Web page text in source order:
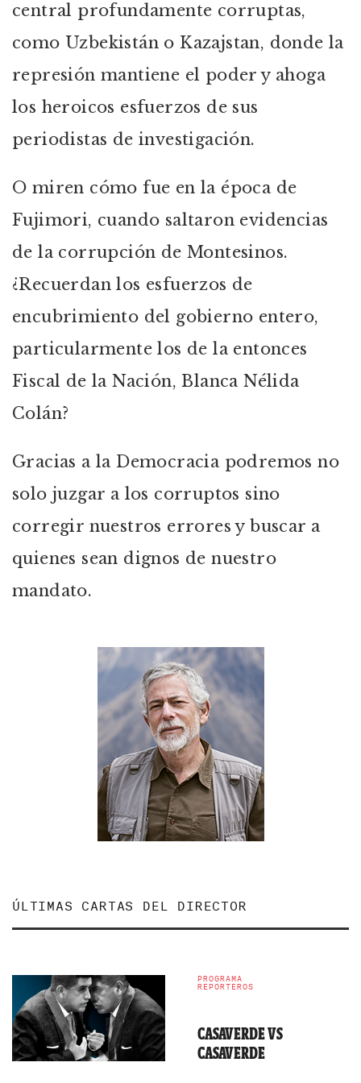
central profundamente corruptas,
como Uzbekistán o Kazajstan, donde la
represión mantiene el poder y ahoga
los heroicos esfuerzos de sus
periodistas de investigación.
O miren cómo fue en la época de
Fujimori, cuando saltaron evidencias
de la corrupción de Montesinos.
¿Recuerdan los esfuerzos de
encubrimiento del gobierno entero,
particularmente los de la entonces
Fiscal de la Nación, Blanca Nélida
Colán?
Gracias a la Democracia podremos no
solo juzgar a los corruptos sino
corregir nuestros errores y buscar a
quienes sean dignos de nuestro
mandato.
ÚLTIMAS CARTAS DEL DIRECTOR
PROGRAMA
REPORTEROS
CASAVERDE VS
CASAVERDE